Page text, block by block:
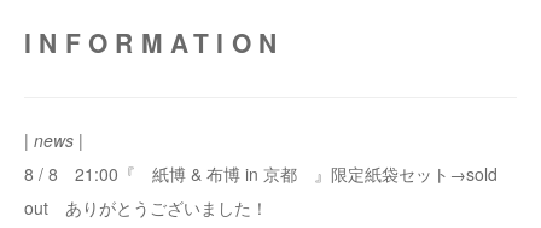
INFORMATION
| news |
8 / 8 21:00『 紙博 & 布博 in 京都 』限定紙袋セット→sold
out ありがとうございました！